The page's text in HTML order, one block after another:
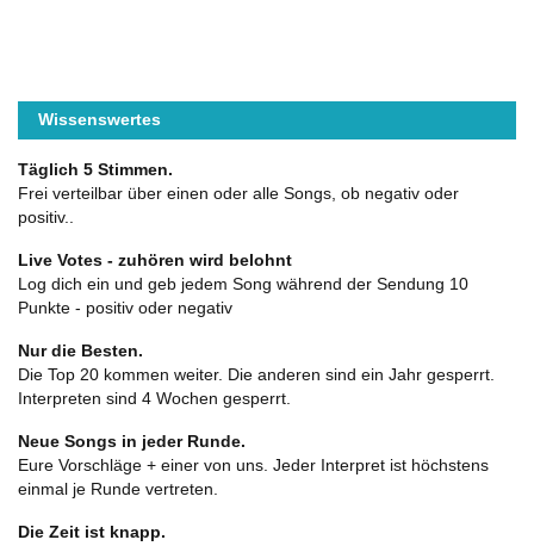
Wissenswertes
Täglich 5 Stimmen.
Frei verteilbar über einen oder alle Songs, ob negativ oder
positiv..
Live Votes - zuhören wird belohnt
Log dich ein und geb jedem Song während der Sendung 10
Punkte - positiv oder negativ
Nur die Besten.
Die Top 20 kommen weiter. Die anderen sind ein Jahr gesperrt.
Interpreten sind 4 Wochen gesperrt.
Neue Songs in jeder Runde.
Eure Vorschläge + einer von uns. Jeder Interpret ist höchstens
einmal je Runde vertreten.
Die Zeit ist knapp.